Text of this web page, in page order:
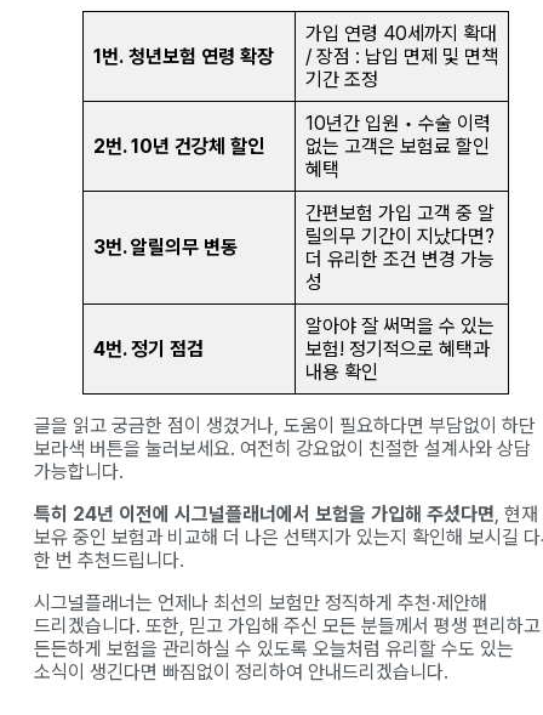
1번. 청년보험 연령 확장
가입 연령 40세까지 확대
/ 장점 : 납입 면제 및 면책
기간 조정
2번. 10년 건강체 할인
10년간 입원 • 수술 이력
없는 고객은 보험료 할인
혜택
3번. 알릴의무 변동
간편보험 가입 고객 중 알
릴의무 기간이 지났다면?
더 유리한 조건 변경 가능
성
4번. 정기 점검
알아야 잘 써먹을 수 있는
보험! 정기적으로 혜택과
내용 확인
글을 읽고 궁금한 점이 생겼거나, 도움이 필요하다면 부담없이 하단
보라색 버튼을 눌러보세요. 여전히 강요없이 친절한 설계사와 상담
가능합니다.
특히 24년 이전에 시그널플래너에서 보험을 가입해 주셨다면, 현재
보유 중인 보험과 비교해 더 나은 선택지가 있는지 확인해 보시길
한 번 추천드립니다.
시그널플래너는 언제나 최선의 보험만 정직하게 추천·제안해
드리겠습니다. 또한, 믿고 가입해 주신 모든 분들께서 평생 편리하고
든든하게 보험을 관리하실 수 있도록 오늘처럼 유리할 수도 있는
소식이 생긴다면 빠짐없이 정리하여 안내드리겠습니다.